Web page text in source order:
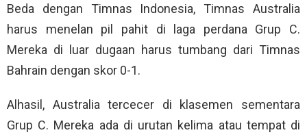
Beda dengan Timnas Indonesia, Timnas Australia
harus menelan pil pahit di laga perdana Grup C.
Mereka di luar dugaan harus tumbang dari Timnas
Bahrain dengan skor 0-1.
Alhasil, Australia tercecer di klasemen sementara
Grup C. Mereka ada di urutan kelima atau tempat di